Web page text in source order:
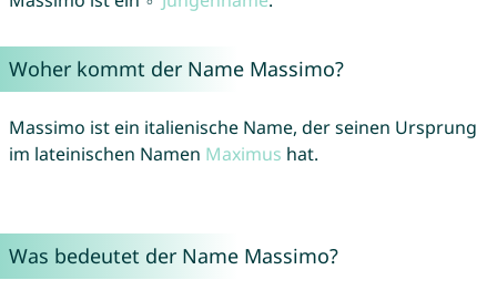
Woher kommt der Name Massimo?
Massimo ist ein italienische Name, der seinen Ursprung
im lateinischen Namen Maximus hat.
Was bedeutet der Name Massimo?